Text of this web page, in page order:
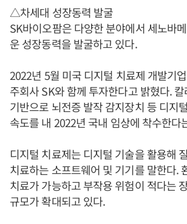
△차세대 성장동력 발굴
SK바이오팜은 다양한 분야에서 세노바
운 성장동력을 발굴하고 있다.
2022년 5월 미국 디지털 치료제 개발기업
주회사 SK와 함께 투자한다고 밝혔다.
기반으로 뇌전증 발작 감지장치 등 디지
속도를 내 2022년 국내 임상에 착수한다
디지털 치료제는 디지털 기술을 활용해
치료하는 소프트웨어 및 기기를 말한다.
치료가 가능하고 부작용 위험이 적다는
규모가 확대되고 있다.